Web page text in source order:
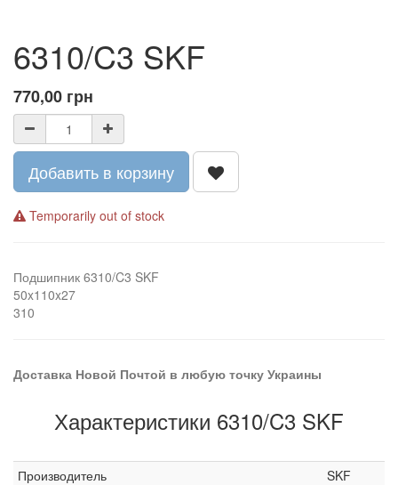
6310/C3 SKF
770,00 грн
Добавить в корзину
Temporarily out of stock
Подшипник 6310/C3 SKF
50x110x27
310
Доставка Новой Почтой в любую точку Украины
Характеристики 6310/C3 SKF
Производитель
SKF